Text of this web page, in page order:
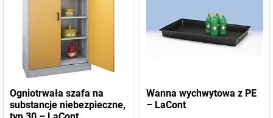
Ogniotrwała szafa na
substancje niebezpieczne,
Wanna wychwytowa z PE
– LaCont